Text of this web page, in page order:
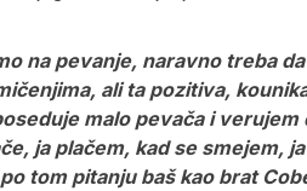
na pevanje, naravno treba
ali ta pozitiva,
malo pevača i verujem
ja plačem, kad se smejem,
tom pitanju baš kao brat